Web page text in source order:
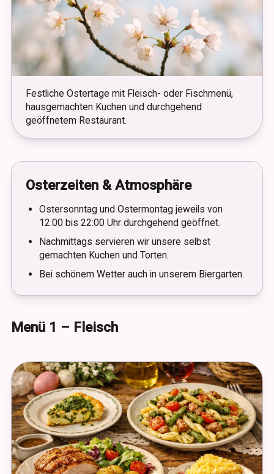
Festliche Ostertage mit Fleisch- oder Fischmenü,
hausgemachten Kuchen und durchgehend
geöffnetem Restaurant.
Osterzeiten & Atmosphäre
Ostersonntag und Ostermontag jeweils von
12:00 bis 22:00 Uhr durchgehend geöffnet.
Nachmittags servieren wir unsere selbst
gemachten Kuchen und Torten.
Bei schönem Wetter auch in unserem Biergarten.
Menü 1 – Fleisch